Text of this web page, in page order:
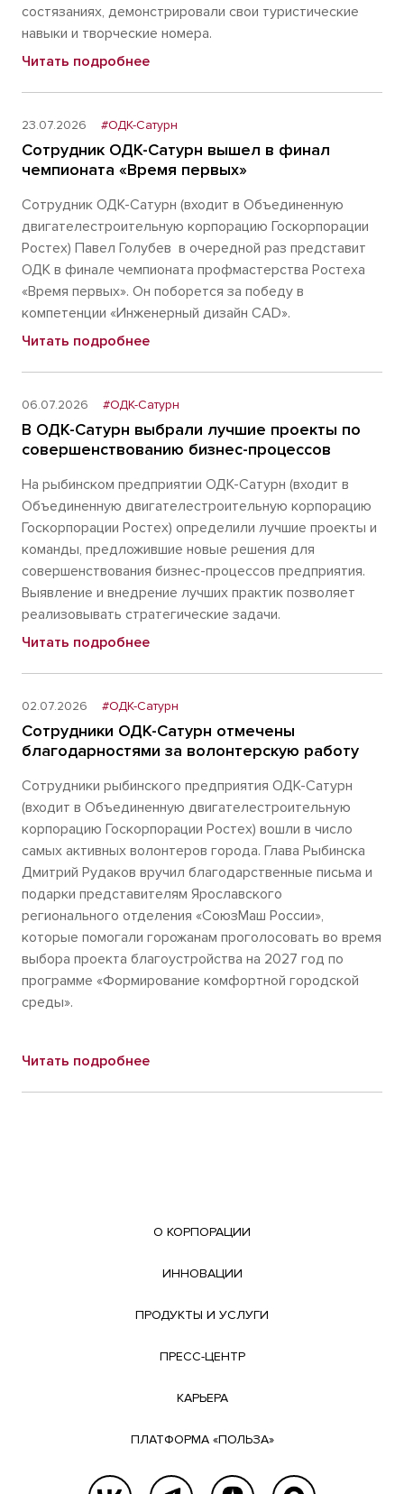
состязаниях, демонстрировали свои туристические
навыки и творческие номера.
Читать подробнее
23.07.2026 #ОДК-Сатурн
Сотрудник ОДК-Сатурн вышел в финал
чемпионата «Время первых»
Сотрудник ОДК-Сатурн (входит в Объединенную
двигателестроительную корпорацию Госкорпорации
Ростех) Павел Голубев в очередной раз представит
ОДК в финале чемпионата профмастерства Ростеха
«Время первых». Он поборется за победу в
компетенции «Инженерный дизайн CAD».
Читать подробнее
06.07.2026 #ОДК-Сатурн
В ОДК-Сатурн выбрали лучшие проекты по
совершенствованию бизнес-процессов
На рыбинском предприятии ОДК-Сатурн (входит в
Объединенную двигателестроительную корпорацию
Госкорпорации Ростех) определили лучшие проекты и
команды, предложившие новые решения для
совершенствования бизнес-процессов предприятия.
Выявление и внедрение лучших практик позволяет
реализовывать стратегические задачи.
Читать подробнее
02.07.2026 #ОДК-Сатурн
Сотрудники ОДК-Сатурн отмечены
благодарностями за волонтерскую работу
Сотрудники рыбинского предприятия ОДК-Сатурн
(входит в Объединенную двигателестроительную
корпорацию Госкорпорации Ростех) вошли в число
самых активных волонтеров города. Глава Рыбинска
Дмитрий Рудаков вручил благодарственные письма и
подарки представителям Ярославского
регионального отделения «СоюзМаш России»,
которые помогали горожанам проголосовать во время
выбора проекта благоустройства на 2027 год по
программе «Формирование комфортной городской
среды».
Читать подробнее
О КОРПОРАЦИИ
ИННОВАЦИИ
ПРОДУКТЫ И УСЛУГИ
ПРЕСС-ЦЕНТР
КАРЬЕРА
ПЛАТФОРМА «ПОЛЬЗА»